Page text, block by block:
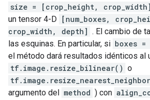
size = [crop_height, crop_width]
un tensor 4-D [num_boxes,
crop_width, depth] . El cambio de
las esquinas. En particular, si boxes
el método dará resultados idénticos al
tf.image.resize_bilinear() o
argumento del method ) con